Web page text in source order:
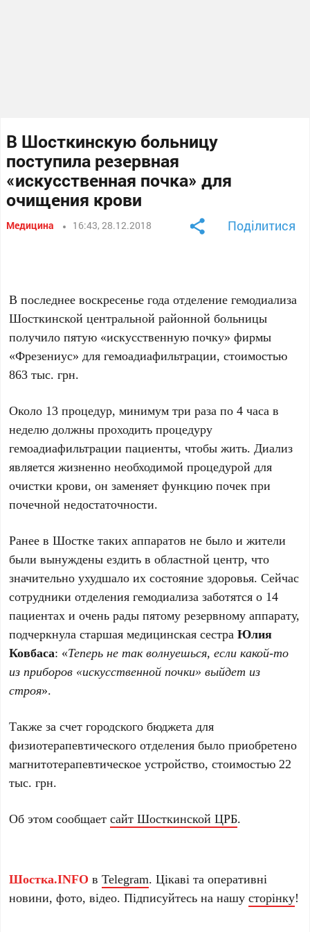
В Шосткинскую больницу
поступила резервная
«искусственная почка» для
очищения крови
Медицина 16:43, 28.12.2018 Поділитися
В последнее воскресенье года отделение гемодиализа
Шосткинской центральной районной больницы
получило пятую «искусственную почку» фирмы
«Фрезениус» для гемоадиафильтрации, стоимостью
863 тыс. грн.
Около 13 процедур, минимум три раза по 4 часа в
неделю должны проходить процедуру
гемоадиафильтрации пациенты, чтобы жить. Диализ
является жизненно необходимой процедурой для
очистки крови, он заменяет функцию почек при
почечной недостаточности.
Ранее в Шостке таких аппаратов не было и жители
были вынуждены ездить в областной центр, что
значительно ухудшало их состояние здоровья. Сейчас
сотрудники отделения гемодиализа заботятся о 14
пациентах и очень рады пятому резервному аппарату,
подчеркнула старшая медицинская сестраЮлия
Ковбаса: «Теперь не так волнуешься, если какой-то
из приборов «искусственной почки» выйдет из
строя».
Также за счет городского бюджета для
физиотерапевтического отделения было приобретено
магнитотерапевтическое устройство, стоимостью 22
тыс. грн.
Об этом сообщаетсайт Шосткинской ЦРБ.
Шостка.INFO вTelegram. Цікаві та оперативні
новини, фото, відео. Підписуйтесь на нашусторінку!